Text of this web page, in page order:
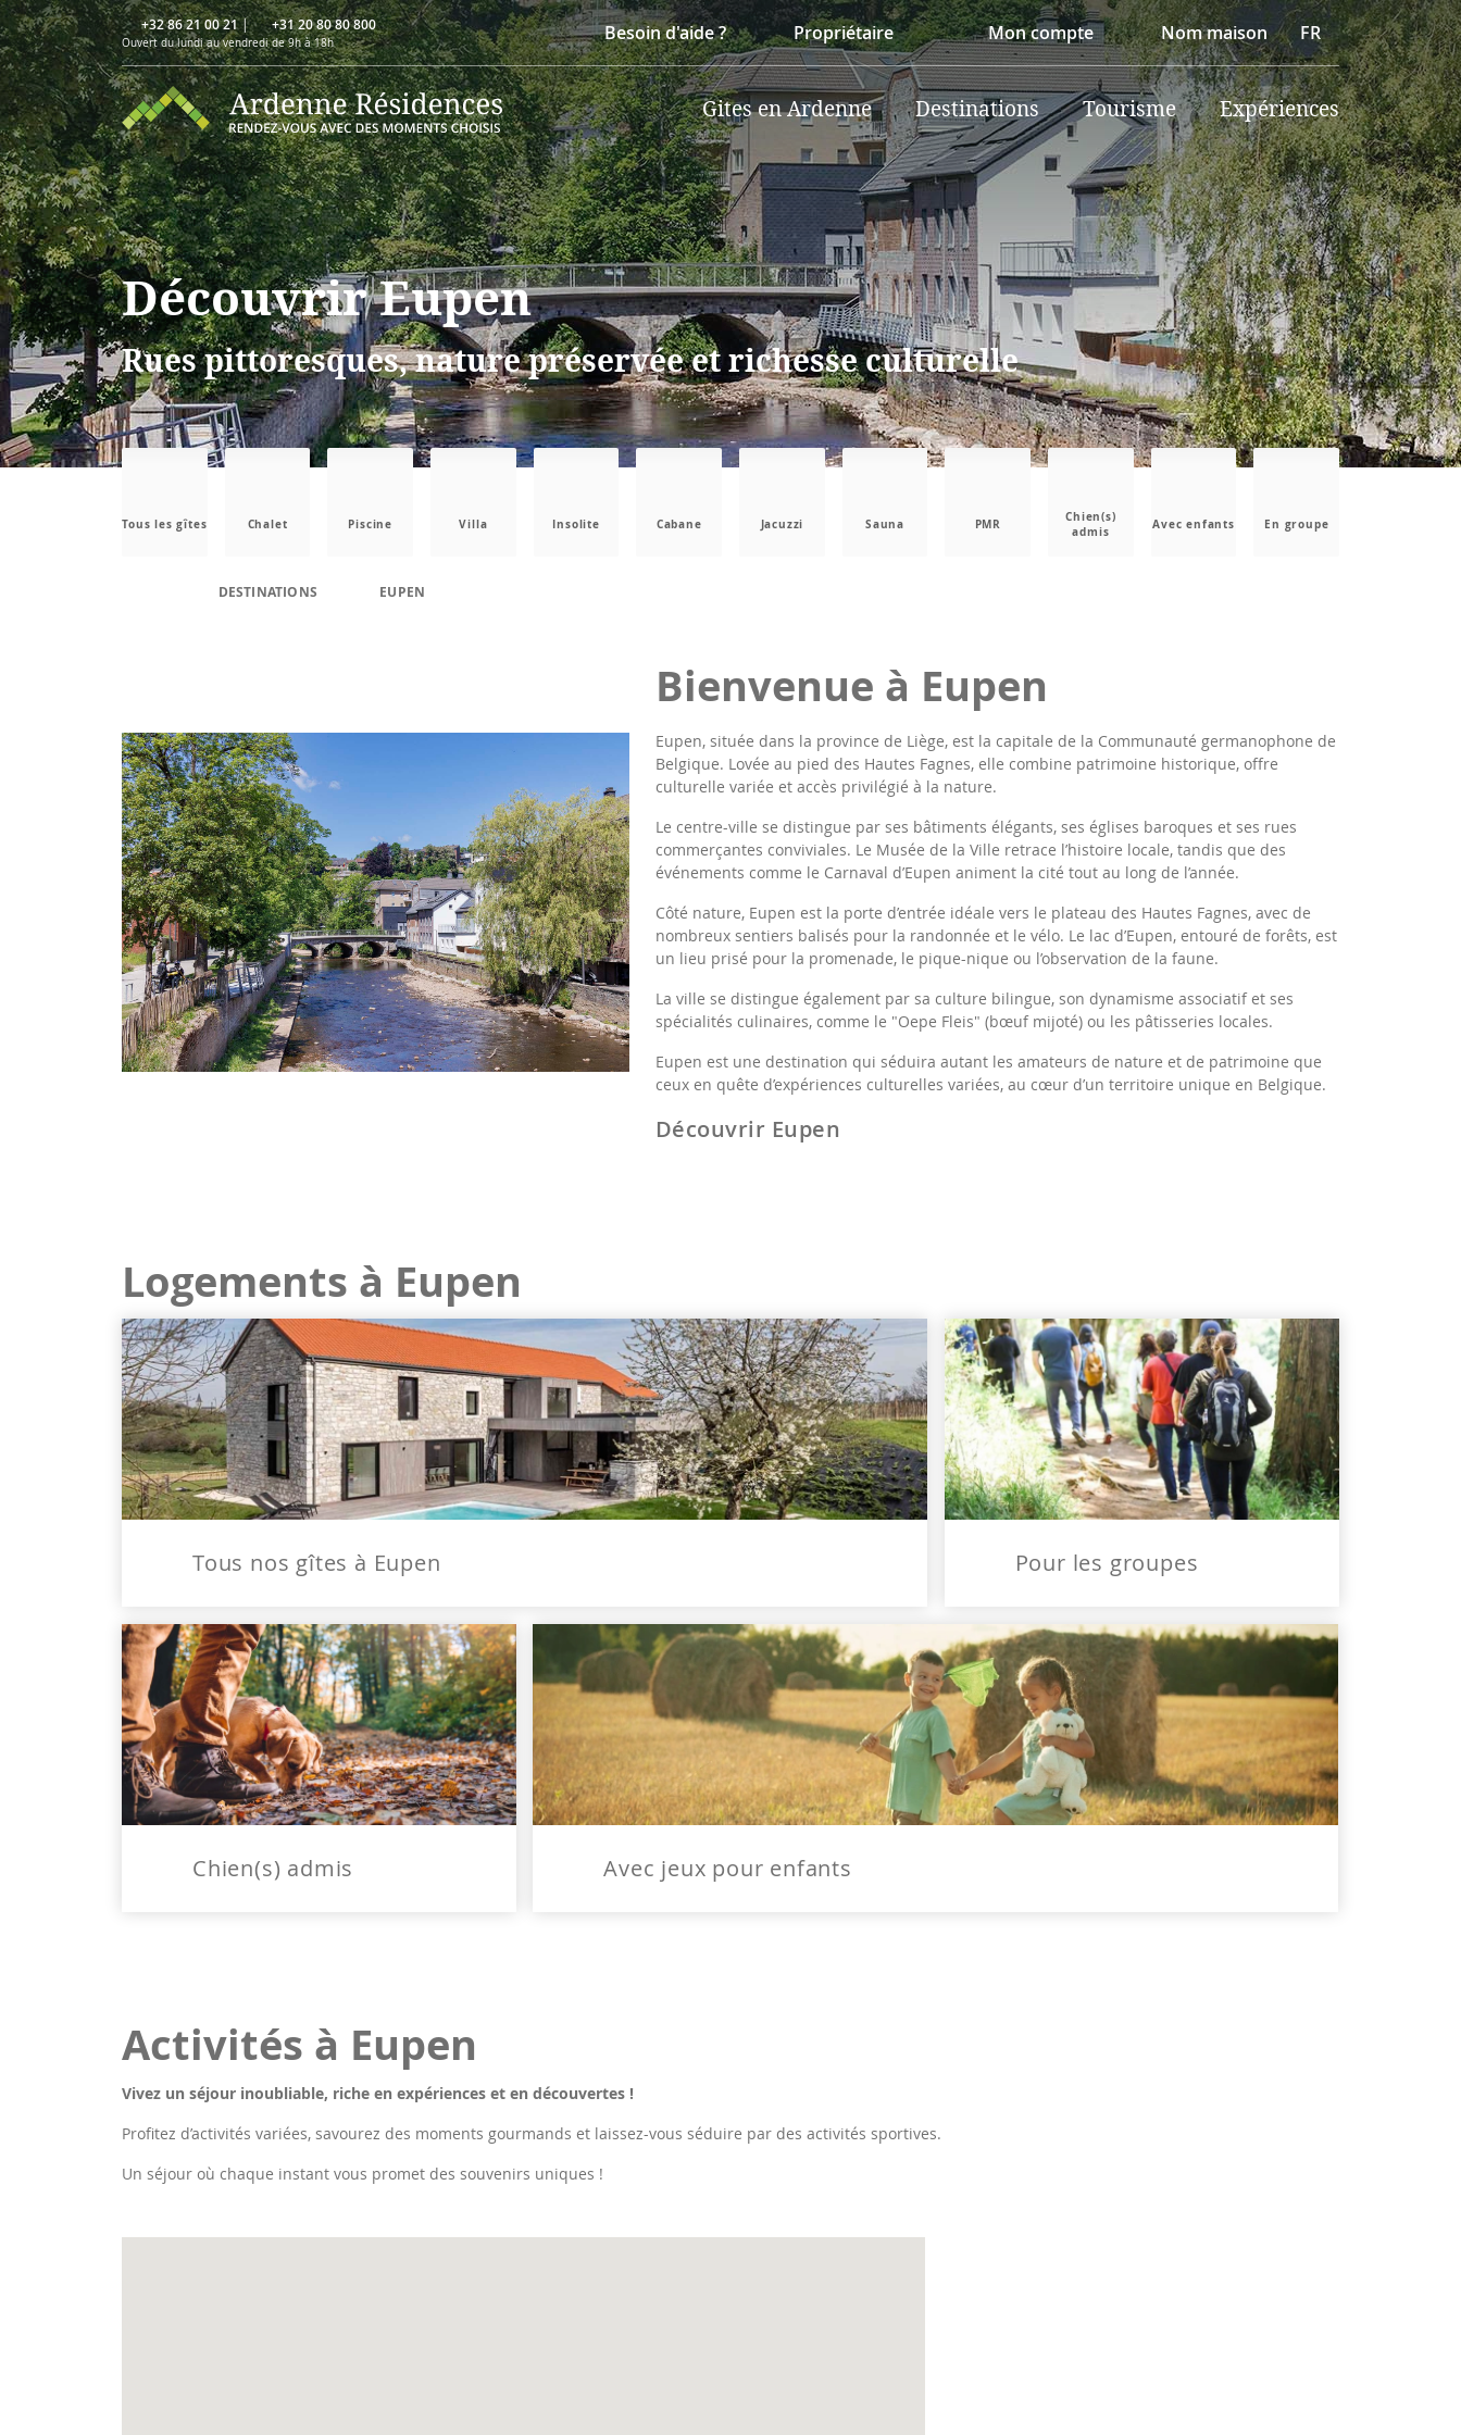
+32 86 21 00 21| +31 20 80 80 800
Ouvert du lundi au vendredi de 9h à 18h Besoin d'aide ? Propriétaire Mon compte Nom maison FR
Gites en Ardenne Destinations Tourisme Expériences
Découvrir Eupen
Rues pittoresques, nature préservée et richesse culturelle
Tous les gîtes Chalet Piscine Villa Insolite Cabane Jacuzzi Sauna PMR
Chien(s)
admis
Avec enfants En groupe
DESTINATIONS EUPEN
Bienvenue à Eupen
Eupen, située dans la province de Liège, est la capitale de la Communauté germanophone de
Belgique. Lovée au pied des Hautes Fagnes, elle combine patrimoine historique, offre
culturelle variée et accès privilégié à la nature.
Le centre-ville se distingue par ses bâtiments élégants, ses églises baroques et ses rues
commerçantes conviviales. Le Musée de la Ville retrace l’histoire locale, tandis que des
événements comme le Carnaval d’Eupen animent la cité tout au long de l’année.
Côté nature, Eupen est la porte d’entrée idéale vers le plateau des Hautes Fagnes, avec de
nombreux sentiers balisés pour la randonnée et le vélo. Le lac d’Eupen, entouré de forêts, est
un lieu prisé pour la promenade, le pique-nique ou l’observation de la faune.
La ville se distingue également par sa culture bilingue, son dynamisme associatif et ses
spécialités culinaires, comme le "Oepe Fleis" (bœuf mijoté) ou les pâtisseries locales.
Eupen est une destination qui séduira autant les amateurs de nature et de patrimoine que
ceux en quête d’expériences culturelles variées, au cœur d’un territoire unique en Belgique.
Découvrir Eupen
Logements à Eupen
Tous nos gîtes à Eupen Pour les groupes
Chien(s) admis Avec jeux pour enfants
Activités à Eupen
Vivez un séjour inoubliable, riche en expériences et en découvertes !
Profitez d’activités variées, savourez des moments gourmands et laissez-vous séduire par des activités sportives.
Un séjour où chaque instant vous promet des souvenirs uniques !